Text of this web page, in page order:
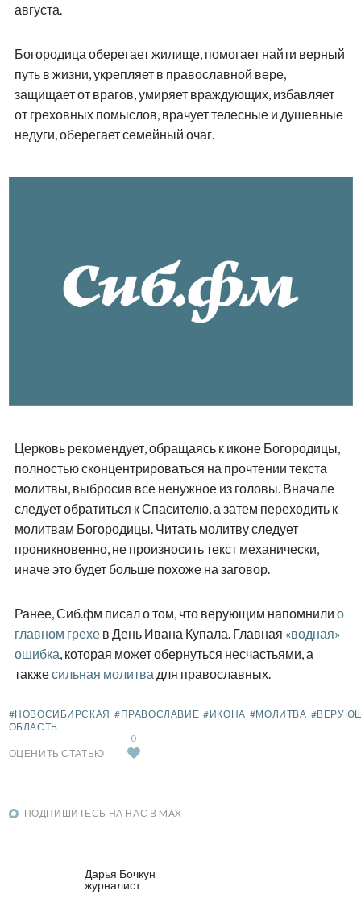
августа.
Богородица оберегает жилище, помогает найти верный
путь в жизни, укрепляет в православной вере,
защищает от врагов, умиряет враждующих, избавляет
от греховных помыслов, врачует телесные и душевные
недуги, оберегает семейный очаг.
Церковь рекомендует, обращаясь к иконе Богородицы,
полностью сконцентрироваться на прочтении текста
молитвы, выбросив все ненужное из головы. Вначале
следует обратиться к Спасителю, а затем переходить к
молитвам Богородицы. Читать молитву следует
проникновенно, не произносить текст механически,
иначе это будет больше похоже на заговор.
Ранее, Сиб.фм писал о том, что верующим напомнили о
главном грехе в День Ивана Купала. Главная «водная»
ошибка, которая может обернуться несчастьями, а
такжесильная молитва для православных.
#НОВОСИБИРСКАЯ
ОБЛАСТЬ
#ПРАВОСЛАВИЕ #ИКОНА #МОЛИТВА
ОЦЕНИТЬ СТАТЬЮ
0
ПОДПИШИТЕСЬ НА НАС В MAX
Дарья Бочкун
журналист